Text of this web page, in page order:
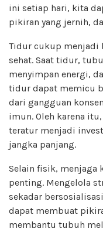
ini setiap hari, kita
pikiran yang jernih,
Tidur cukup menjadi
sehat. Saat tidur,
menyimpan energi,
tidur dapat memicu
dari gangguan
imun. Oleh karena
teratur menjadi
jangka panjang.
Selain fisik, menjaga
penting. Mengelola
sekadar
dapat membuat
membantu tubuh